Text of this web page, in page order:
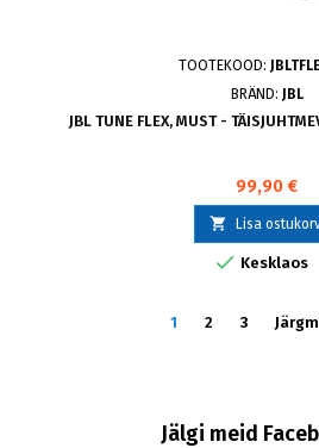
TOOTEKOOD:
BRÄND: JBL
JBL TUNE FLEX, MUST -
99,90 €
 Lisa
 Kesklaos
1 2 3
Jälgi meid